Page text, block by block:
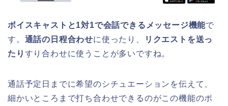
ボイスキャストと1対1で会話できるメッセージ機能で
す。 通話の日程合わせに使ったり、
リクエストを送っ
たり すり合わせに使うことが多いですね。
通話予定日までに希望のシチュエーションを伝えて、
細かいところまで打ち合わせできるのがこの機能のポ